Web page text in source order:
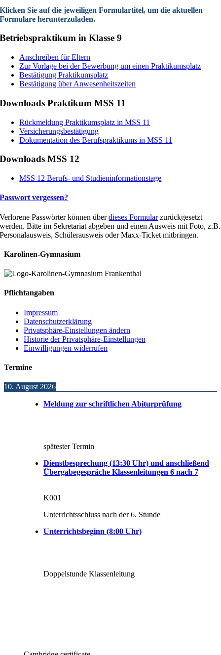
Klicken Sie auf die jeweiligen Formulartitel, um die aktuellen
Formulare herunterzuladen.
Betriebspraktikum in Klasse 9
Anschreiben für Eltern
Zur Vorlage bei der Bewerbung um einen Praktikumsplatz
Bestätigung Praktikumsplatz
Bestätigung über Anwesenheitszeiten
Downloads Praktikum MSS 11
Rückmeldung Praktikumsplatz in MSS 11
Versicherungsbestätigung
Dokumentation des Berufspraktikums in MSS 11
Downloads MSS 12
MSS 12 Berufs- und Studieninformationstage
Passwort vergessen?
Verlorene Passwörter können überdieses Formularzurückgesetzt
werden. Bitte im Sekretariat abgeben und einen Ausweis mit Foto, z.B.
Personalausweis, Schülerausweis oder Maxx-Ticket mitbringen.
Karolinen-Gymnasium
Pflichtangaben
Impressum
Datenschutzerklärung
Privatsphäre-Einstellungen ändern
Historie der Privatsphäre-Einstellungen
Einwilligungen widerrufen
Termine
10. August 2026
Meldung zur schriftlichen Abiturprüfung
spätester Termin
Dienstbesprechung (13:30 Uhr) und anschließend
Übergabegespräche Klassenleitungen 6 nach 7
K001
Unterrichtsschluss nach der 6. Stunde
Unterrichtsbeginn (8:00 Uhr)
Doppelstunde Klassenleitung